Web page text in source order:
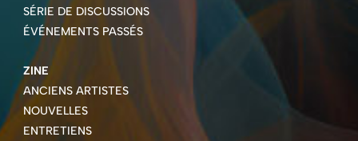
SÉRIE DE DISCUSSIONS
ÉVÉNEMENTS PASSÉS
ZINE
ANCIENS ARTISTES
NOUVELLES
ENTRETIENS